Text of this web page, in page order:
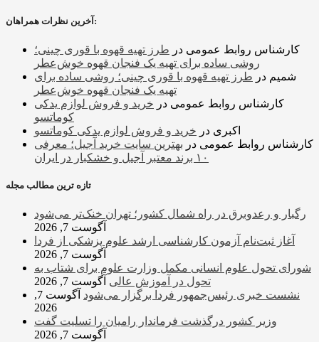
آخرین نظرات همراهان:
کارشناس روابط عمومی در طرز تهیه قهوه با قوری چینی؛
روشی ساده برای تهیه یک فنجان قهوه خوش‌عطر
شمیم در طرز تهیه قهوه با قوری چینی؛ روشی ساده برای
تهیه یک فنجان قهوه خوش‌عطر
کارشناس روابط عمومی در خرید و فروش لوازم یدکی
کوماتسو
اکبری در خرید و فروش لوازم یدکی کوماتسو
کارشناس روابط عمومی در بهترین سایت خرید آجیل؛ معرفی
۱۰ برند معتبر آجیل و خشکبار در ایران
تازه ترین مطالب مجله
رگبار و رعدوبرق در راه شمال کشور؛ تهران خنک‌تر می‌شود
آگوست 7, 2026
آغاز ثبت‌نام‌ آزمون کارشناسی ارشد علوم پزشکی از فردا
آگوست 7, 2026
شورای تحول علوم انسانی مکمل وزارت علوم برای شتاب به
تحول در آموزش عالی آگوست 7, 2026
نشست خبری رئیس‌جمهور فردا برگزار می‌شود
آگوست 7,
2026
وزیر کشور درگذشت فرماندار رامیان را تسلیت گفت
آگوست 7, 2026